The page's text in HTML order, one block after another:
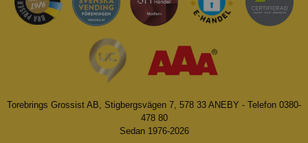
Torebrings Grossist AB, Stigbergsvägen 7, 578 33 ANEBY - Telefon 0380-
478 80
Sedan 1976-2026